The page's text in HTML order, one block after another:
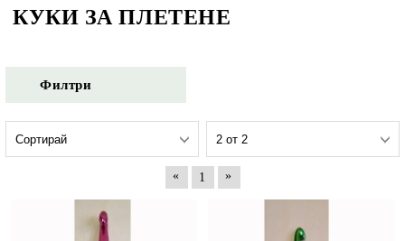
КУКИ ЗА ПЛЕТЕНЕ
Филтри
« 1 »